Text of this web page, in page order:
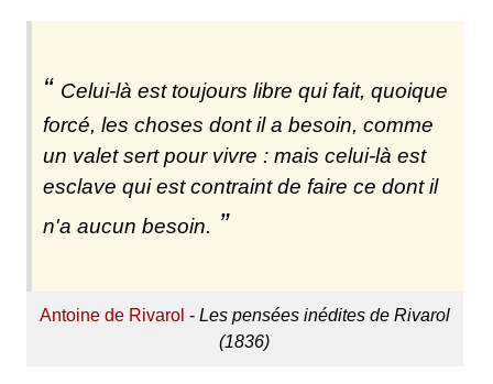
Celui-là est toujours libre qui fait, quoique
forcé, les choses dont il a besoin, comme
un valet sert pour vivre : mais celui-là est
esclave qui est contraint de faire ce dont il
n'a aucun besoin.
Antoine de Rivarol - Les pensées inédites de Rivarol
(1836)